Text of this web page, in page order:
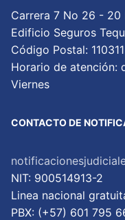
Carrera 7 No 26 -
Edificio Seguros
Código Postal: 110311
Horario de atención:
Viernes
CONTACTO DE
NIT: 900514913-2
Linea nacional
PBX: (+57) 601 795